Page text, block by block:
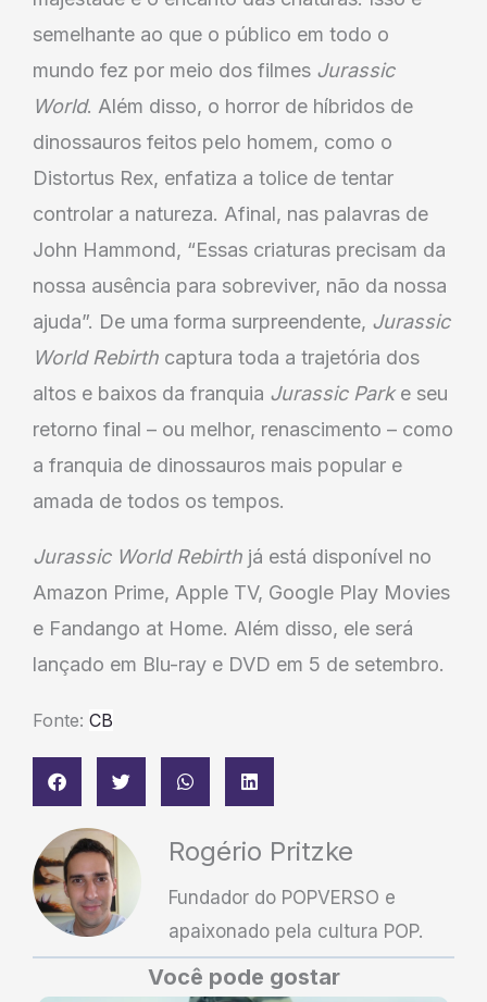
semelhante ao que o público em todo o
mundo fez por meio dos filmes Jurassic
World. Além disso, o horror de híbridos de
dinossauros feitos pelo homem, como o
Distortus Rex, enfatiza a tolice de tentar
controlar a natureza. Afinal, nas palavras de
John Hammond, “Essas criaturas precisam da
nossa ausência para sobreviver, não da nossa
ajuda”. De uma forma surpreendente, Jurassic
World Rebirth captura toda a trajetória dos
altos e baixos da franquia Jurassic Parke seu
retorno final – ou melhor, renascimento – como
a franquia de dinossauros mais popular e
amada de todos os tempos.
Jurassic World Rebirth já está disponível no
Amazon Prime, Apple TV, Google Play Movies
e Fandango at Home. Além disso, ele será
lançado em Blu-ray e DVD em 5 de setembro.
Fonte: CB
Rogério Pritzke
Fundador do POPVERSO e
apaixonado pela cultura POP.
Você pode gostar